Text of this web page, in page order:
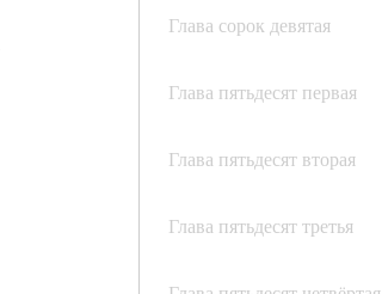
Глава сорок девятая
Глава пятьдесят первая
Глава пятьдесят вторая
Глава пятьдесят третья